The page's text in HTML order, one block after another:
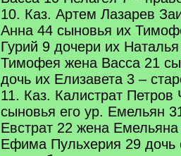
10. Каз. Артем Лазарев
Анна 44 сыновья их
Гурий 9 дочери их
Тимофея жена Васса 21
дочь их Елизавета 3 –
11. Каз. Калистрат Петров
сыновья его ур. Емельян
Евстрат 22 жена
Ефима Пульхерия 29 дочь